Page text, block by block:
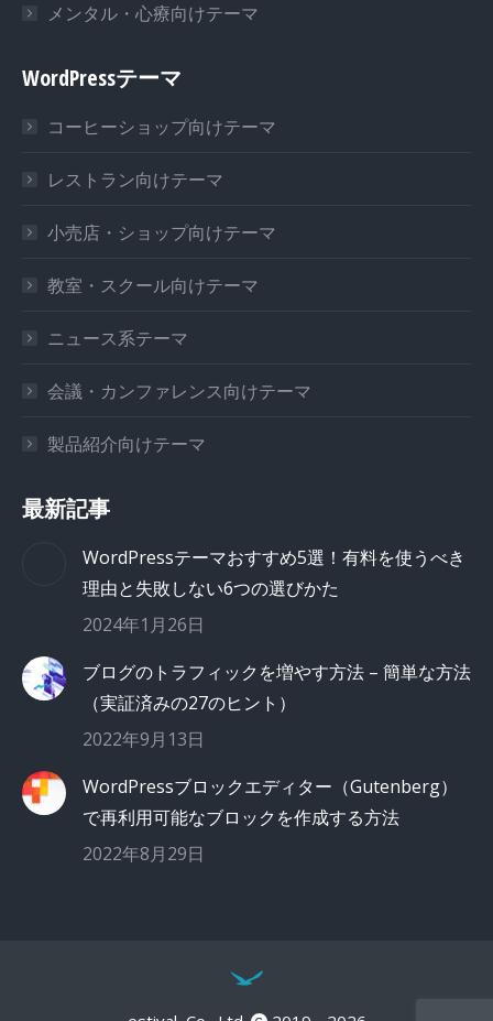
メンタル・心療向けテーマ
WordPressテーマ
コーヒーショップ向けテーマ
レストラン向けテーマ
小売店・ショップ向けテーマ
教室・スクール向けテーマ
ニュース系テーマ
会議・カンファレンス向けテーマ
製品紹介向けテーマ
最新記事
WordPressテーマおすすめ5選！有料を使うべき
理由と失敗しない6つの選びかた
2024年1月26日
ブログのトラフィックを増やす方法 – 簡単な方法
（実証済みの27のヒント）
2022年9月13日
WordPressブロックエディター（Gutenberg）
で再利用可能なブロックを作成する方法
2022年8月29日